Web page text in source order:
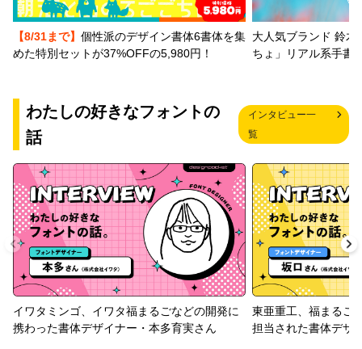
【8/31まで】 個性派のデザイン書体6書体を集
めた特別セットが37%OFFの5,980円！
大人気ブランド 鈴木
ちょ」リアル系手書
わたしの好きなフォントの
話
インタビュー一
覧
イワタミンゴ、イワタ福まるごなどの開発に
携わった書体デザイナー・本多育実さん
東亜重工、福まるご
担当された書体デザ